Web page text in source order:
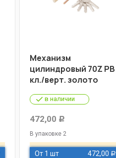
Механизм
цилиндровый 70Z PB
кл./верт. золото
в наличии
472,00 Р
В упаковке 2
От 1 шт 472,00 Р